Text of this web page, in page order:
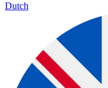
Dutch